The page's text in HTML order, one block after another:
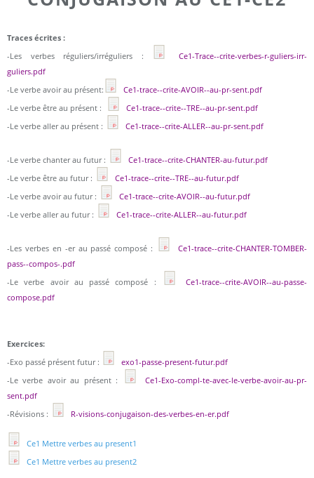
Traces écrites :
-Les verbes réguliers/irréguliers :
Ce1-Trace--crite-verbes-r-guliers-irr-
guliers.pdf
-Le verbe avoir au présent:
Ce1-trace--crite-AVOIR--au-pr-sent.pdf
-Le verbe être au présent :
Ce1-trace--crite--TRE--au-pr-sent.pdf
-Le verbe aller au présent :
Ce1-trace--crite-ALLER--au-pr-sent.pdf
-Le verbe chanter au futur :
Ce1-trace--crite-CHANTER-au-futur.pdf
-Le verbe être au futur :
Ce1-trace--crite--TRE--au-futur.pdf
-Le verbe avoir au futur :
Ce1-trace--crite-AVOIR--au-futur.pdf
-Le verbe aller au futur :
Ce1-trace--crite-ALLER--au-futur.pdf
-Les verbes en -er au passé composé :
Ce1-trace--crite-CHANTER-TOMBER-
pass--compos-.pdf
-Le verbe avoir au passé composé :
Ce1-trace--crite-AVOIR--au-passe-
compose.pdf
Exercices:
-Exo passé présent futur :
exo1-passe-present-futur.pdf
-Le verbe avoir au présent :
Ce1-Exo-compl-te-avec-le-verbe-avoir-au-pr-
sent.pdf
-Révisions :
R-visions-conjugaison-des-verbes-en-er.pdf
Ce1 Mettre verbes au present1
Ce1 Mettre verbes au present2